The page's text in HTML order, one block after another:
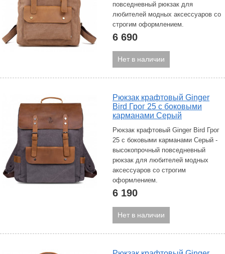
повседневный рюкзак для
любителей модных аксессуаров со
строгим оформлением.
6 690
Нет в наличии
Рюкзак крафтовый Ginger
Bird Грог 25 с боковыми
карманами Серый
Рюкзак крафтовый Ginger Bird Грог
25 с боковыми карманами Серый -
высокопрочный повседневный
рюкзак для любителей модных
аксессуаров со строгим
оформлением.
6 190
Нет в наличии